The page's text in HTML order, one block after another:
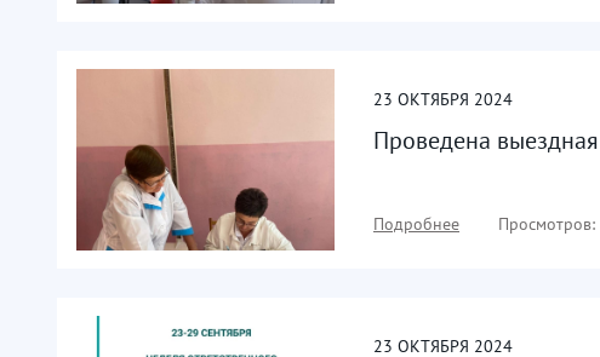
23 ОКТЯБРЯ 2024
Проведена выездная
Подробнее
23 ОКТЯБРЯ 2024